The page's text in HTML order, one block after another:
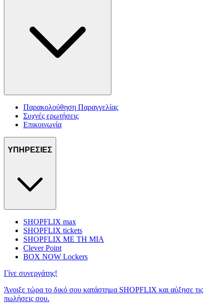
Παρακολούθηση Παραγγελίας
Συχνές ερωτήσεις
Επικοινωνία
ΥΠΗΡΕΣΙΕΣ
SHOPFLIX max
SHOPFLIX tickets
SHOPFLIX ΜΕ ΤΗ ΜΙΑ
Clever Point
BOX NOW Lockers
Γίνε συνεργάτης!
Άνοιξε τώρα το δικό σου κατάστημα SHOPFLIX και αύξησε τις
πωλήσεις σου.